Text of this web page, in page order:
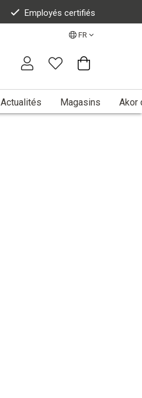
Employés certifiés
FR
Actualités Magasins Akor